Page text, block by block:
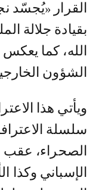
القرار «يُجسّد
بقيادة جلالة
الله، كما يعكس
الشؤون
ويأتي هذا
سلسلة
الصحراء، عقب
الإسباني وكذا